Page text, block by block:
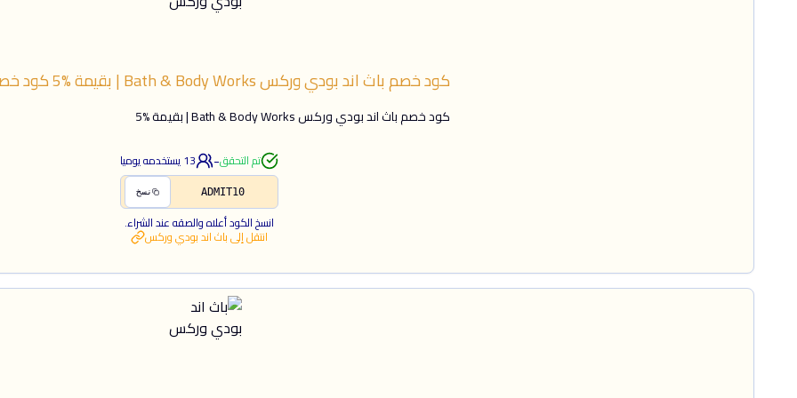
كود خصم باث اند بودي وركس Bath & Body Works | بقيمة %5 كود
كود خصم باث اند بودي وركس Bath & Body Works | بقيمة %5
تم التحقق-
13يستخدمه يوميا
ADMIT10 نسخ
انسخ الكود أعلاه والصقه عند الشراء.
انتقل إلىباث اند بودي وركس